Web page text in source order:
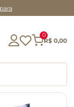
0
R$ 0,00